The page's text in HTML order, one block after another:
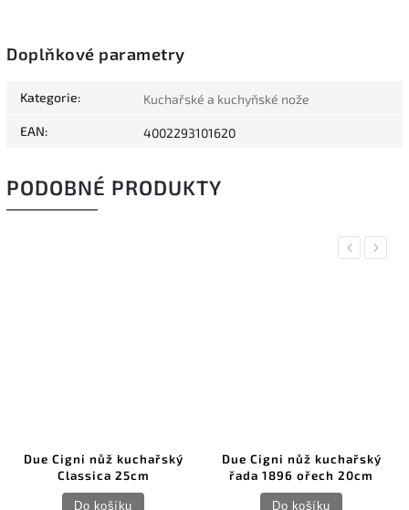
Doplňkové parametry
Kategorie: Kuchařské a kuchyňské nože
EAN: 4002293101620
PODOBNÉ PRODUKTY
Previous
kuchařský
Due Cigni nůž kuchařský
řada 1896 ořech 20cm
Due Cigni
Next